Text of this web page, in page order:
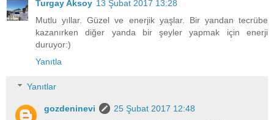
Turgay Aksoy 13 Şubat 2017 13:28
Mutlu yıllar. Güzel ve enerjik yaşlar. Bir yandan tecrübe
kazanırken diğer yanda bir şeyler yapmak için enerji
duruyor:)
Yanıtla
Yanıtlar
gozdeninevi
25 Şubat 2017 12:48